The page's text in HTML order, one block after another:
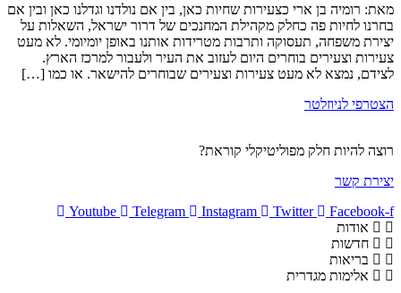
מאת: רומיה בן ארי כצעירות שחיות כאן, בין אם נולדנו וגדלנו כאן ובין אם
בחרנו לחיות פה כחלק מקהילת המחנכים של דרור ישראל, השאלות על
יצירת משפחה, תעסוקה ותרבות מטרידות אותנו באופן יומיומי. לא מעט
צעירות וצעירים בוחרים היום לעזוב את העיר ולעבור למרכז הארץ.
לצידם, נמצא לא מעט צעירות וצעירים שבוחרים להישאר. או כמו […]
הצטרפי לניוזלטר
רוצה להיות חלק מפוליטיקלי קוראת?
יצירת קשר
Youtube
Telegram Instagram Twitter
Facebook-f
אודות
חדשות
בריאות
אלימות מגדרית